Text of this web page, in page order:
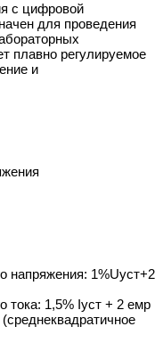
с цифровой
для проведения
плавно регулируемое
и
напряжения: 1%Uуст+2
тока: 1,5% Iуст + 2 емр